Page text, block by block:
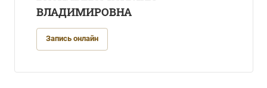
ВЛАДИМИРОВНА
Запись онлайн